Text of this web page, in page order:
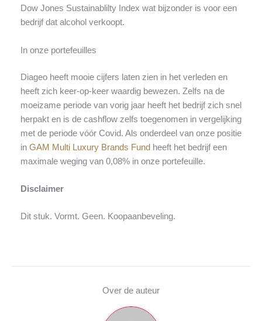
Dow Jones Sustainablilty Index wat bijzonder is voor een
bedrijf dat alcohol verkoopt.
In onze portefeuilles
Diageo heeft mooie cijfers laten zien in het verleden en
heeft zich keer-op-keer waardig bewezen. Zelfs na de
moeizame periode van vorig jaar heeft het bedrijf zich snel
herpakt en is de cashflow zelfs toegenomen in vergelijking
met de periode vóór Covid. Als onderdeel van onze positie
in GAM Multi Luxury Brands Fundheeft het bedrijf een
maximale weging van 0,08% in onze portefeuille.
Disclaimer
Dit stuk. Vormt. Geen. Koopaanbeveling.
Over de auteur